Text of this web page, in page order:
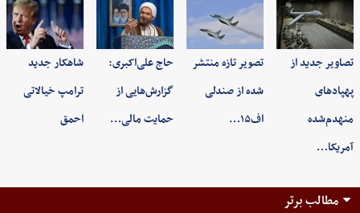
تصاویر جدید از
پهپادهای
منهدم‌شده
آمریکا…
تصویر تازه منتشر
شده از صندلی
اف۱۵…
حاج علی‌اکبری:
گزارش‌هایی از
حمایت مالی…
شاهکار جدید
ترامپ خیالاتی
احمق
مطالب برتر